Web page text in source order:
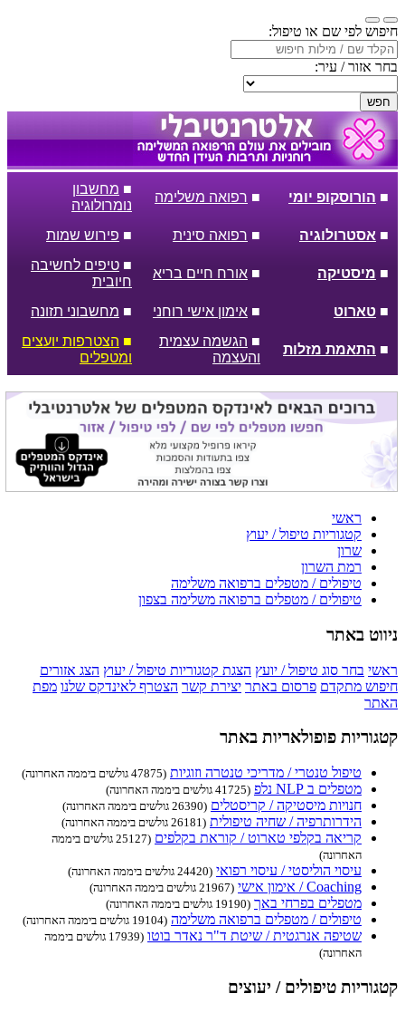
חיפוש לפי שם או טיפול:
בחר אזור / עיר:
חפש
■ הורוסקופ יומי ■ רפואה משלימה
■ מחשבון
נומרולוגיה
■ אסטרולוגיה ■ רפואה סינית ■ פירוש שמות
■ מיסטיקה ■ אורח חיים בריא
■ טיפים לחשיבה
חיובית
■ טארוט ■ אימון אישי רוחני ■ מחשבוני תזונה
■ התאמת מזלות
■ הגשמה עצמית
והעצמה
■ הצטרפות יועצים
ומטפלים
ראשי
קטגוריות טיפול / יעוץ
שרון
רמת השרון
טיפולים / מטפלים ברפואה משלימה
טיפולים / מטפלים ברפואה משלימה בצפון
ניווט באתר
ראשי בחר סוג טיפול / יועץ הצגת קטגוריות טיפול / יעוץ הצג אזורים
חיפוש מתקדם פרסום באתר יצירת קשר הצטרף לאינדקס שלנו מפת
האתר
קטגוריות פופולאריות באתר
טיפול טנטרי / מדריכי טנטרה וזוגיות (47875 גולשים ביממה האחרונה)
מטפלים ב NLP נלפ (41725 גולשים ביממה האחרונה)
חנויות מיסטיקה / קריסטלים (26390 גולשים ביממה האחרונה)
הידרותרפיה / שחיה טיפולית (26181 גולשים ביממה האחרונה)
קריאה בקלפי טארוט / קוראת בקלפים
(25127 גולשים ביממה
האחרונה)
עיסוי הוליסטי / עיסוי רפואי (24420 גולשים ביממה האחרונה)
Coaching / אימון אישי (21967 גולשים ביממה האחרונה)
מטפלים בפרחי באך (19190 גולשים ביממה האחרונה)
טיפולים / מטפלים ברפואה משלימה (19104 גולשים ביממה האחרונה)
שטיפה אנרגטית / שיטת ד"ר נאדר בוטו
(17939 גולשים ביממה
האחרונה)
קטגוריות טיפולים / יעוצים